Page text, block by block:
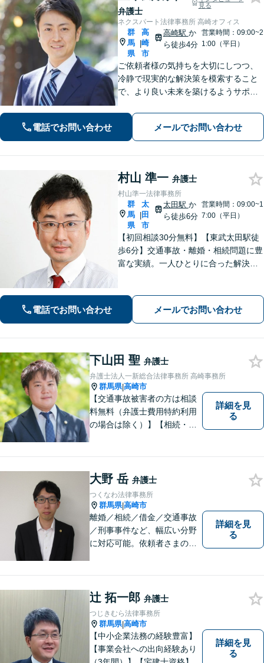
弁護士
見る
ネクスパート法律事務所 高崎オフィス
群
馬
県
|
高
崎
市
高崎駅 か
ら徒歩4分
営業時間：09:00~2
1:00（平日）
ご依頼者様の気持ちを大切にしつつ、
冷静で現実的な解決策を模索すること
で、より良い未来を築けるようサポー
女問題や債務整理、交通事故など、ど
のようなトラブルでも安心してご相談
ください。【夜間休日対応可】
電話でお問い合わせ メールでお問い合わせ
村山 準一 弁護士
村山準一法律事務所
群
馬
県
|
太
田
市
太田駅 か
ら徒歩6分
営業時間：09:00~1
7:00（平日）
【初回相談30分無料】【東武太田駅徒
歩6分】交通事故・離婚・相続問題に豊
富な実績。一人ひとりに合った解決方
もご相談ください。
電話でお問い合わせ メールでお問い合わせ
下山田 聖 弁護士
弁護士法人一新総合法律事務所 高崎事務所
群馬県|高崎市
【交通事故被害者の方は相談
料無料（弁護士費用特約利用
の場合は除く）】【相続・債
で連携し、問題解決に向けて
取り組みます。おひとりで悩
まずに、お気軽にお問い合わ
せください。
詳細を見
る
大野 岳 弁護士
つくなわ法律事務所
群馬県|高崎市
離婚／相続／借金／交通事故
／刑事事件など、幅広い分野
に対応可能。依頼者さまの状
ご相談ください。【完全個
室】【専用駐車場あり】
詳細を見
る
辻 拓一郎 弁護士
つじきむら法律事務所
群馬県|高崎市
【中小企業法務の経験豊富】
【事業会社への出向経験あり
詳細を見
る